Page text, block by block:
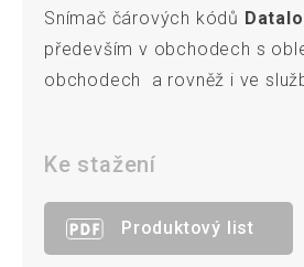
Snímač čárových kódů
především v obchodech s
obchodech a rovněž i ve
Ke stažení
Produktový list